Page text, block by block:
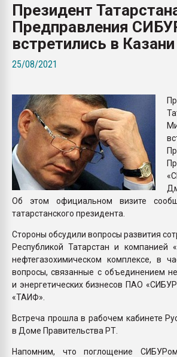
Президент
Предправления
встретились в Казани
25/08/2021
Об этом официальном визите
татарстанского президента.
Стороны обсудили вопросы развития
Республикой Татарстан и компанией
нефтегазохимическом комплексе, в
вопросы, связанные с объединением
и энергетических бизнесов ПАО
«ТАИФ».
Встреча прошла в рабочем кабинете
в Доме Правительства РТ.
Напомним, что поглощение СИБУРом